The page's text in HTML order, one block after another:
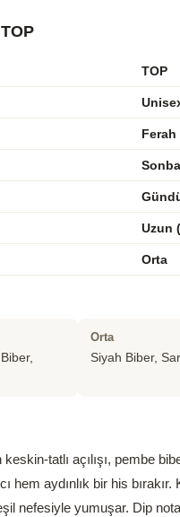
TOP
Ferah
Uzun
Orta
Orta
Siyah Biber,
tatlı açılışı, pembe
hem aydınlık bir his
nefesiyle yumuşar. Dip